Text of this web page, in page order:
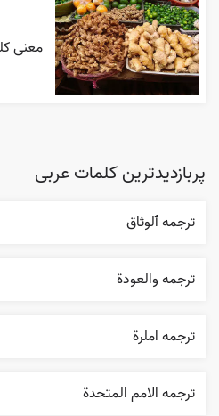
معنی
پربازدیدترین کلمات عربی
ترجمه ٱلوثاق
ترجمه والعودة
ترجمه املرة
ترجمه الامم المتحدة